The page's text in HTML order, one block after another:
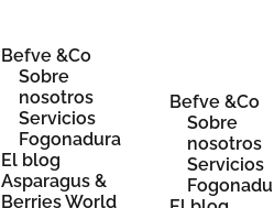
Befve &Co
Sobre
nosotros
Servicios
Fogonadura
El blog
Asparagus &
Berries World
Befve &Co
Sobre
nosotros
Servicios